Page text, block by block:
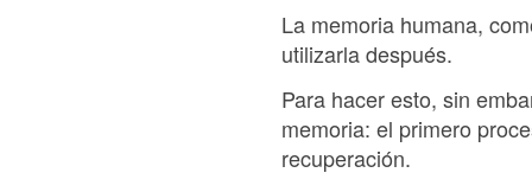
La memoria humana,
utilizarla después.
Para hacer esto, sin
memoria: el primero
recuperación.